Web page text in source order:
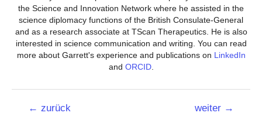
the Science and Innovation Network where he assisted in the
science diplomacy functions of the British Consulate-General
and as a research associate at TScan Therapeutics. He is also
interested in science communication and writing. You can read
more about Garrett's experience and publications on LinkedIn
and ORCID.
Beitrags-
← zurück weiter →